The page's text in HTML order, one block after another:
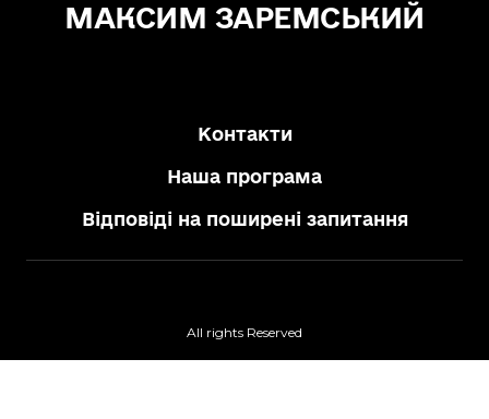
МАКСИМ ЗАРЕМСЬКИЙ
Контакти
Наша програма
Відповіді на поширені запитання
All rights Reserved